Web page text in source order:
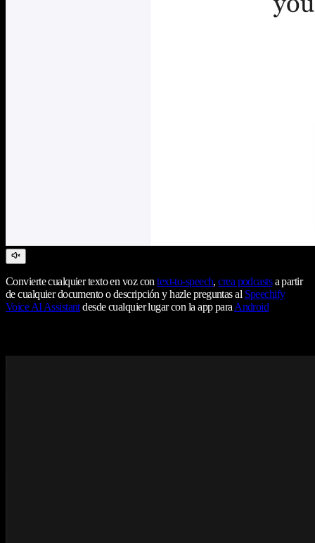
Convierte cualquier texto en voz context-to-speech,crea podcastsa partir
de cualquier documento o descripción y hazle preguntas al Speechify
Voice AI Assistantdesde cualquier lugar con la app paraAndroid